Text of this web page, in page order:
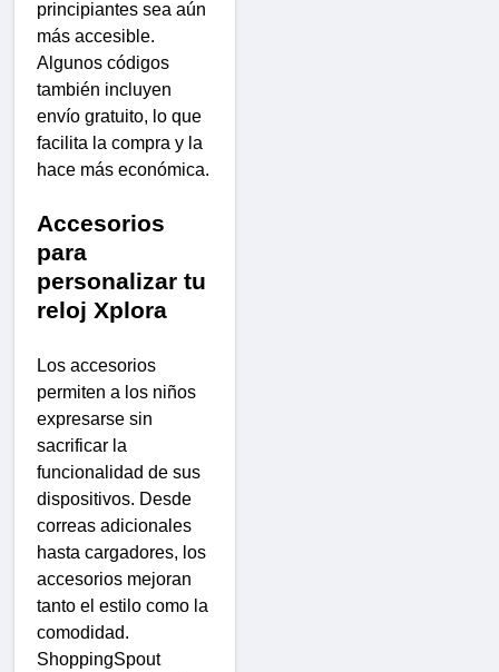
principiantes sea aún
más accesible.
Algunos códigos
también incluyen
envío gratuito, lo que
facilita la compra y la
hace más económica.
Accesorios
para
personalizar tu
reloj Xplora
Los accesorios
permiten a los niños
expresarse sin
sacrificar la
funcionalidad de sus
dispositivos. Desde
correas adicionales
hasta cargadores, los
accesorios mejoran
tanto el estilo como la
comodidad.
ShoppingSpout